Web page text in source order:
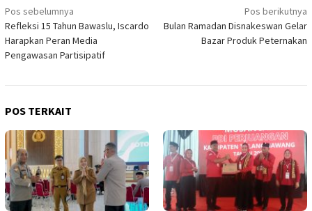
Navigasi
pos
Pos sebelumnya
Refleksi 15 Tahun Bawaslu, Iscardo
Harapkan Peran Media
Pengawasan Partisipatif
Pos berikutnya
Bulan Ramadan Disnakeswan Gelar
Bazar Produk Peternakan
POS TERKAIT